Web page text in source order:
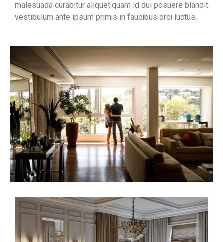
malesuada curabitur aliquet quam id dui posuere blandit
vestibulum ante ipsum primis in faucibus orci luctus.